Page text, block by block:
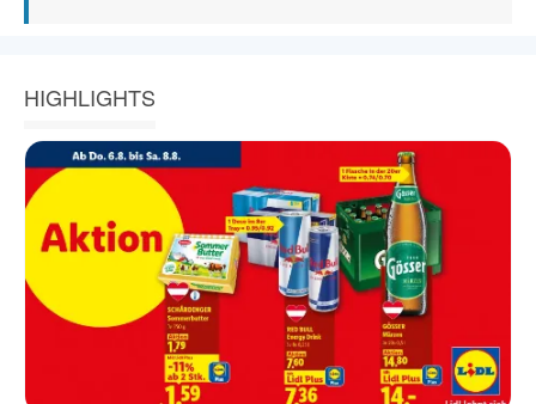
HIGHLIGHTS